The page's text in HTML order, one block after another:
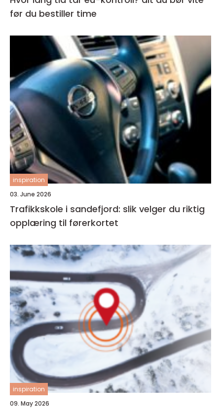
før du bestiller time
inspiration
03. June 2026
Trafikkskole i sandefjord: slik velger du riktig
opplæring til førerkortet
inspiration
09. May 2026